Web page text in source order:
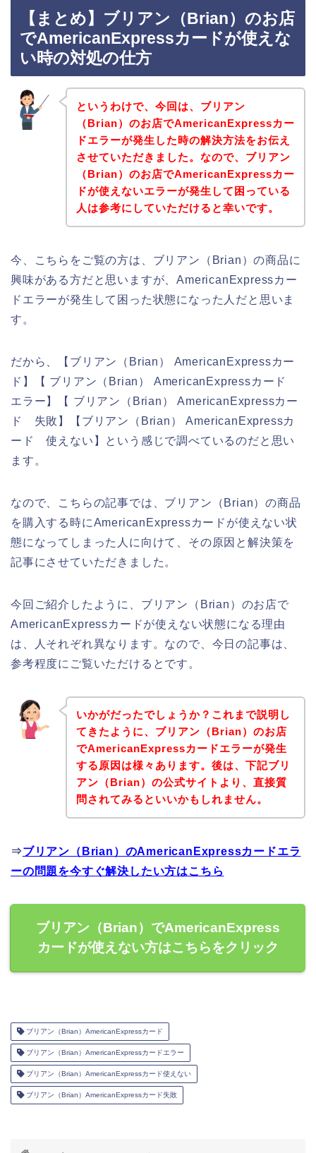
【まとめ】ブリアン（Brian）のお店
でAmericanExpressカードが使えな
い時の対処の仕方
というわけで、今回は、ブリアン
（Brian）のお店でAmericanExpressカー
ドエラーが発生した時の解決方法をお伝え
させていただきました。なので、ブリアン
（Brian）のお店でAmericanExpressカー
ドが使えないエラーが発生して困っている
人は参考にしていただけると幸いです。
今、こちらをご覧の方は、ブリアン（Brian）の商品に
興味がある方だと思いますが、AmericanExpressカー
ドエラーが発生して困った状態になった人だと思いま
す。
だから、【ブリアン（Brian） AmericanExpressカー
ド】【 ブリアン（Brian） AmericanExpressカード
エラー】【 ブリアン（Brian） AmericanExpressカー
ド 失敗】【ブリアン（Brian） AmericanExpressカ
ード 使えない】という感じで調べているのだと思い
ます。
なので、こちらの記事では、ブリアン（Brian）の商品
を購入する時にAmericanExpressカードが使えない状
態になってしまった人に向けて、その原因と解決策を
記事にさせていただきました。
今回ご紹介したように、ブリアン（Brian）のお店で
AmericanExpressカードが使えない状態になる理由
は、人それぞれ異なります。なので、今日の記事は、
参考程度にご覧いただけるとです。
いかがだったでしょうか？これまで説明し
てきたように、ブリアン（Brian）のお店
でAmericanExpressカードエラーが発生
する原因は様々あります。後は、下記ブリ
アン（Brian）の公式サイトより、直接質
問されてみるといいかもしれません。
⇒ブリアン（Brian）のAmericanExpressカードエラ
ーの問題を今すぐ解決したい方はこちら
ブリアン（Brian）でAmericanExpress
カードが使えない方はこちらをクリック
ブリアン（Brian）AmericanExpressカード
ブリアン（Brian）AmericanExpressカードエラー
ブリアン（Brian）AmericanExpressカード使えない
ブリアン（Brian）AmericanExpressカード失敗